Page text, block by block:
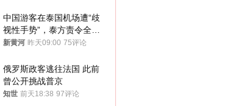
中国游客在泰国机场遭“歧
视性手势”，泰方责令全面
调查，对责任人采取最严厉
新黄河 昨天09:00 75评论
俄罗斯政客逃往法国 此前
曾公开挑战普京
知世 前天18:38 97评论